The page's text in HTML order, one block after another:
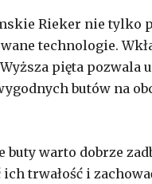
Rieker nie
technologie.
pięta
butów na
warto dobrze
trwałość i